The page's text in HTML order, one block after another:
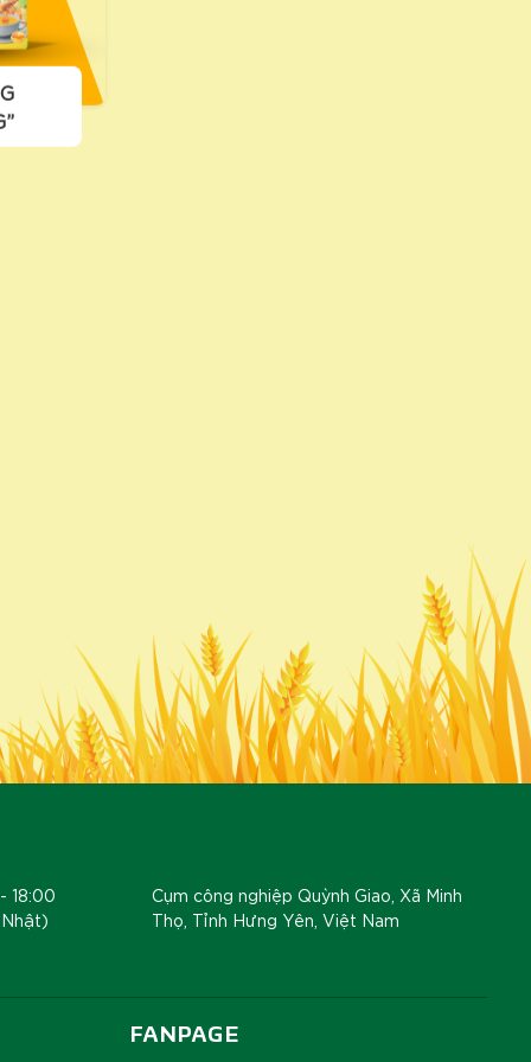
18:00
Cụm công nghiệp Quỳnh Giao, Xã Minh
Thọ, Tỉnh Hưng Yên, Việt Nam
FANPAGE